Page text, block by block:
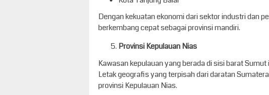
Dengan kekuatan ekonomi dari sektor industri dan
berkembang cepat sebagai provinsi mandiri.
Provinsi Kepulauan Nias
Kawasan kepulauan yang berada di sisi barat
Letak geografis yang terpisah dari daratan
provinsi Kepulauan Nias.